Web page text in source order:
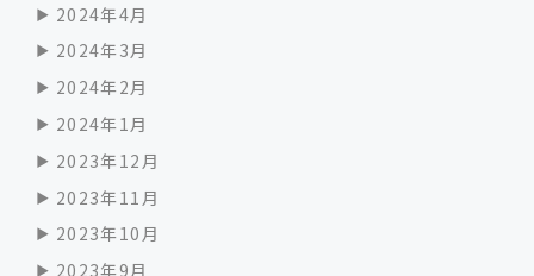
2024年4月
2024年3月
2024年2月
2024年1月
2023年12月
2023年11月
2023年10月
2023年9月